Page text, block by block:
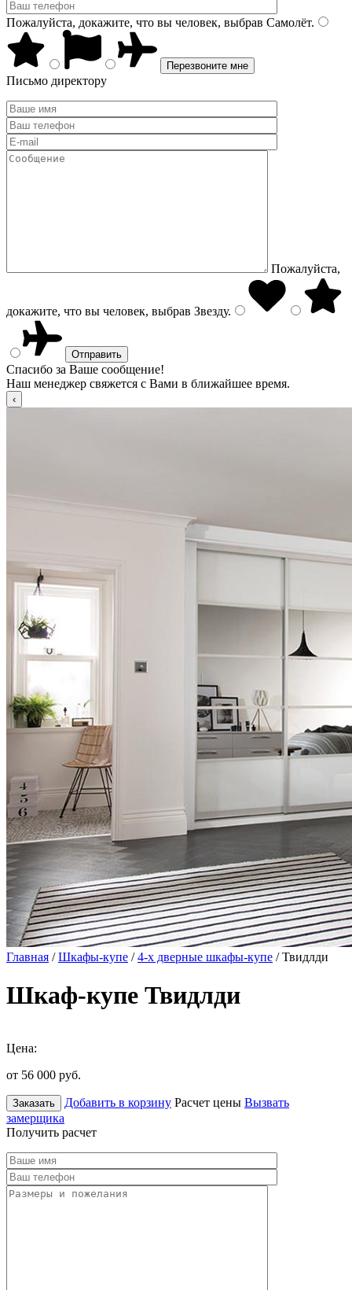
Пожалуйста, докажите, что вы человек, выбрав Самолёт.
Письмо директору
Пожалуйста,
докажите, что вы человек, выбрав Звезду.
Спасибо за Ваше сообщение!
Наш менеджер свяжется с Вами в ближайшее время.
Главная /Шкафы-купе /4-х дверные шкафы-купе / Твидлди
Шкаф-купе Твидлди
Цена:
от 56 000 руб.
Заказать Добавить в корзину Расчет цены Вызвать
замерщика
Получить расчет